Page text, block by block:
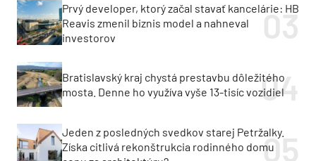
Prvý developer, ktorý začal stavať kancelárie: HB
Reavis zmenil biznis model a nahneval
investorov
Bratislavský kraj chystá prestavbu dôležitého
mosta. Denne ho využíva vyše 13-tisíc vozidiel
Jeden z posledných svedkov starej Petržalky.
Získa citlivá rekonštrukcia rodinného domu